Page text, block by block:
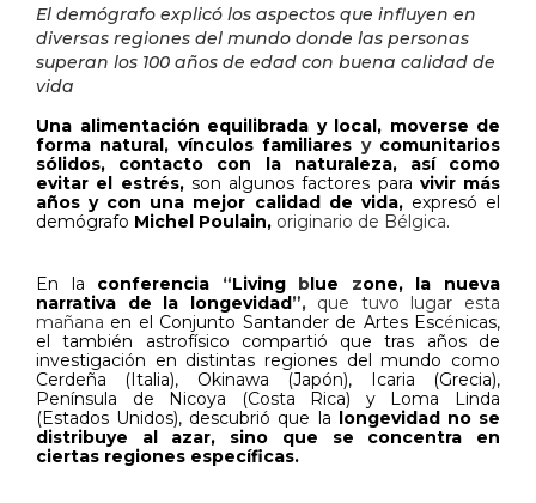
El demógrafo explicó los aspectos que influyen en
diversas regiones del mundo donde las personas
superan los 100 años de edad con buena calidad de
vida
Una alimentación equilibrada y local, moverse de
forma natural, vínculos familiares ycomunitarios
sólidos, contacto con la naturaleza, así como
evitar el estrés, son algunos factores para vivir más
años y con una mejor calidad de vida, expresó el
demógrafo Michel Poulain, originario de Bélgica.
En la conferencia “Living blue zone, la nueva
narrativa de la longevidad”, que tuvo lugar esta
mañana en el Conjunto Santander de Artes Escénicas,
el también astrofísico compartió que tras años de
investigación en distintas regiones del mundo como
Cerdeña (Italia), Okinawa (Japón), Icaria (Grecia),
Península de Nicoya (Costa Rica) y Loma Linda
(Estados Unidos), descubrió que la longevidad no se
distribuye al azar, sino que se concentra en
ciertas regiones específicas.